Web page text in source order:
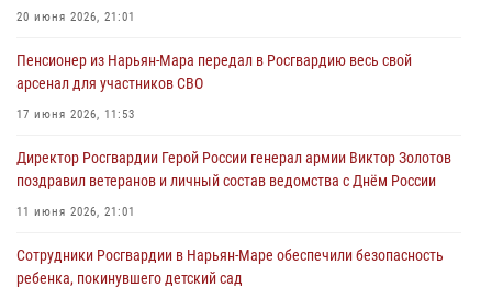
20 июня 2026, 21:01
Пенсионер из Нарьян-Мара передал в Росгвардию весь свой
арсенал для участников СВО
17 июня 2026, 11:53
Директор Росгвардии Герой России генерал армии Виктор Золотов
поздравил ветеранов и личный состав ведомства с Днём России
11 июня 2026, 21:01
Сотрудники Росгвардии в Нарьян-Маре обеспечили безопасность
ребенка, покинувшего детский сад